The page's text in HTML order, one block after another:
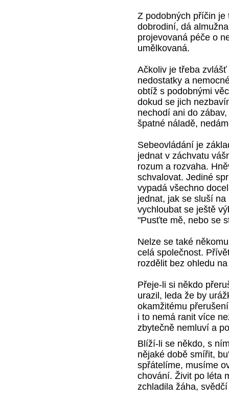
Z podobných příčin je
dobrodiní, dá
projevovaná péče o
umělkovaná.
Ačkoliv je třeba
nedostatky a
obtíž s podobnými
dokud se jich
nechodí ani do
špatné náladě,
Sebeovládání je
jednat v záchvatu
rozum a rozvaha.
schvalovat. Jediné
vypadá všechno
jednat, jak se sluší
vychloubat se ještě
"Pusťte mě, nebo se
Nelze se také
celá společnost.
rozdělit bez ohledu
Přeje-li si někdo
urazil, leda že by
okamžitému
i to nemá ranit více
zbytečně nemluví a
Blíží-li se někdo, s
nějaké době smířit,
spřátelíme, musíme
chování. Živit po léta
zchladila žáha,